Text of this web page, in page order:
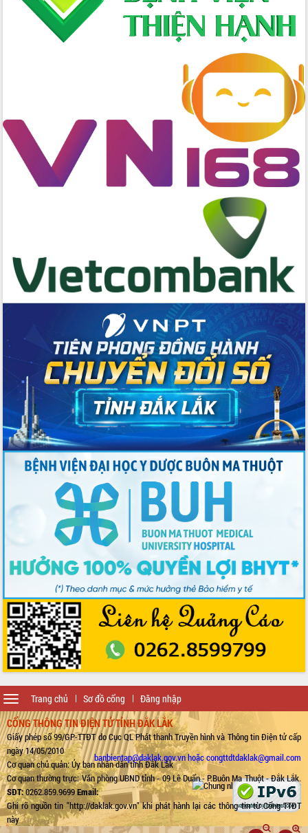
Trang chủ Sơ đồ cổng Đăng nhập
Toggle
navigation
CỔNG THÔNG TIN ĐIỆN TỬ TỈNH ĐẮK LẮK
Giấy phép số 99/GP-TTĐT do Cục QL Phát thanh Truyền hình và Thông tin Điện tử cấp
ngày 14/05/2010
Cơ quan chủ quản: Ủy ban nhân dân tỉnh Đắk Lắk
Cơ quan thường trực: Văn phòng UBND tỉnh - 09 Lê Duẩn - P.Buôn Ma Thuột - Đắk Lắk.
SĐT:0262.859.9699Email:
banbientap@daklak.gov.vn hoặc congttdtdaklak@gmail.com
Ghi rõ nguồn tin "http://daklak.gov.vn" khi phát hành lại các thông tin từ Cổng TTĐT
này